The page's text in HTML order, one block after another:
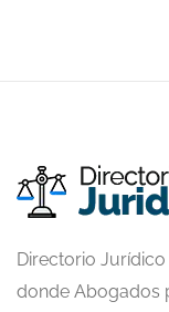
Directorio
donde Abogados